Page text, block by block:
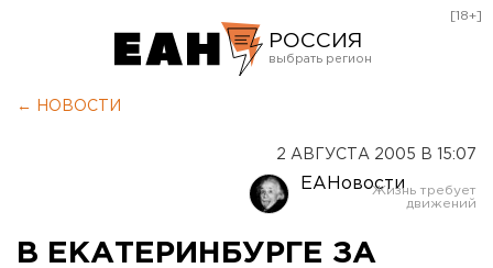
РОССИЯ
Оренбург
[18+]
← НОВОСТИ
2 АВГУСТА 2005 В 15:07
ЕАНовости
В ЕКАТЕРИНБУРГЕ ЗА